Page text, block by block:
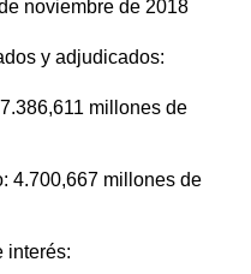
noviembre de 2018
y adjudicados:
millones de
4.700,667 millones de
interés: